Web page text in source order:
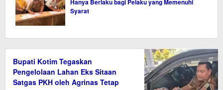
Hanya Berlaku bagi Pelaku yang Memenuhi
Syarat
Bupati Kotim Tegaskan
Pengelolaan Lahan Eks Sitaan
Satgas PKH oleh Agrinas Tetap